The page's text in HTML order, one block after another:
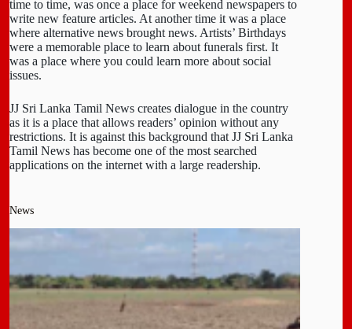
time to time, was once a place for weekend newspapers to
write new feature articles. At another time it was a place
where alternative news brought news. Artists’ Birthdays
were a memorable place to learn about funerals first. It
was a place where you could learn more about social
issues.
JJ Sri Lanka Tamil News creates dialogue in the country
as it is a place that allows readers’ opinion without any
restrictions. It is against this background that JJ Sri Lanka
Tamil News has become one of the most searched
applications on the internet with a large readership.
News